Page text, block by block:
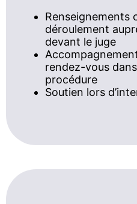
Renseignements
déroulement
devant le juge
rendez-vous
procédure
Soutien lors